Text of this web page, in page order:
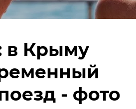
в Крыму
- фото